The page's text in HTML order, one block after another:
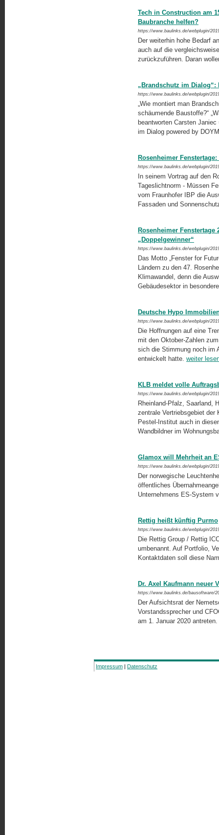
Tech in Construction am
Baubranche helfen?
https://www.baulinks.de/webplugin/
Der weiterhin hohe Bedarf
auch auf die
zurückzuführen. Daran
„Brandschutz im Dialog“:
https://www.baulinks.de/webplugin/
„Wie montiert man
schäumende Baustoffe?“
beantworten Carsten
im Dialog powered by
Rosenheimer
https://www.baulinks.de/webplugin/
In seinem Vortrag auf den
Tageslichtnorm - Müssen
vom Fraunhofer IBP die
Fassaden und
Rosenheimer
„Doppelgewinner“
https://www.baulinks.de/webplugin/
Das Motto „Fenster for
Ländern zu den 47.
Klimawandel, denn die
Gebäudesektor in
Deutsche Hypo
https://www.baulinks.de/webplugin/
Die Hoffnungen auf eine
mit den Oktober-Zahlen
sich die Stimmung noch im
entwickelt hatte. weiter
KLB meldet volle
https://www.baulinks.de/webplugin/
Rheinland-Pfalz, Saarland,
zentrale Vertriebsgebiet
Pestel-Institut auch in
Wandbildner im
Glamox will Mehrheit an
https://www.baulinks.de/webplugin/
Der norwegische
öffentliches
Unternehmens ES-System
Rettig heißt künftig Purmo
https://www.baulinks.de/webplugin/
Die Rettig Group / Rettig
umbenannt. Auf Portfolio,
Kontaktdaten soll diese
Dr. Axel Kaufmann neuer
https://www.baulinks.de/bausoftware/
Der Aufsichtsrat der
Vorstandssprecher und
am 1. Januar 2020 antreten.
Impressum | Datenschutz